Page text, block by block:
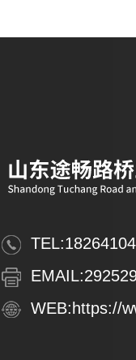
TEL:
EMAIL:
WEB: https://